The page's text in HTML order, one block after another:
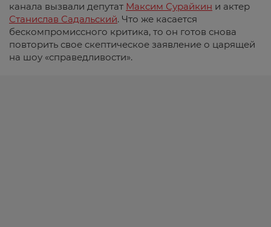
канала вызвали депутат Максим Сурайкин и актер
Станислав Садальский. Что же касается
бескомпромиссного критика, то он готов снова
повторить свое скептическое заявление о царящей
на шоу «справедливости».